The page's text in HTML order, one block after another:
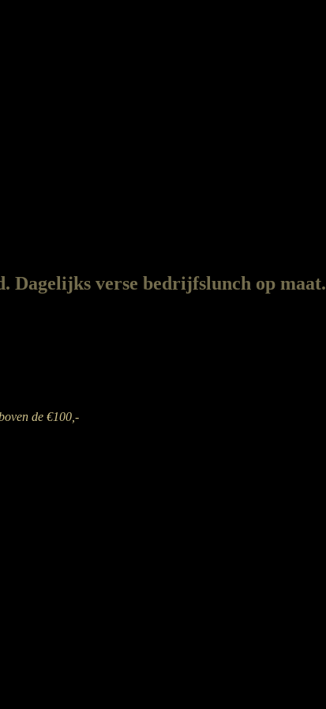
Dagelijks verse bedrijfslunch op maat.
de €100,-